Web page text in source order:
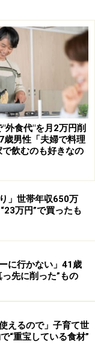
食費」の節約で失
買いと自炊をすれ
を見たことがきっ
いたので、自分で
約のきっかけを振
と、かえって出費
のですが、仕事
食材を使い切れ
結果的に無駄に
しまいました」
材を無駄にして
悔する気持ちがあ
方法を考える必
ようです。
取り入れるのでは
で続けることが大
外食代"を月2万円削
歳男性「夫婦で料理
飲むのも好きなの
」世帯年収650万
万円”で買ったも
に行かない」41歳
先に削った”もの
えるので」子育て世
“重宝している食材”